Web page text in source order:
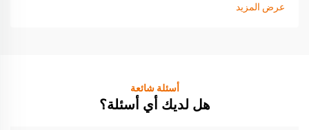
عرض المزيد
أسئلة شائعة
هل لديك أي أسئلة؟